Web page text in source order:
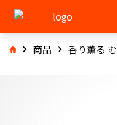
商品 香り薫る